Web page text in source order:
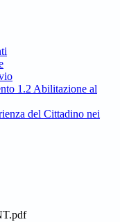
1.2 Abilitazione al
del Cittadino nei